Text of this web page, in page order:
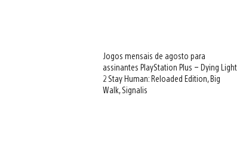
Jogos mensais de agosto para
assinantes PlayStation Plus – Dying Light
2 Stay Human: Reloaded Edition, Big
Walk, Signalis